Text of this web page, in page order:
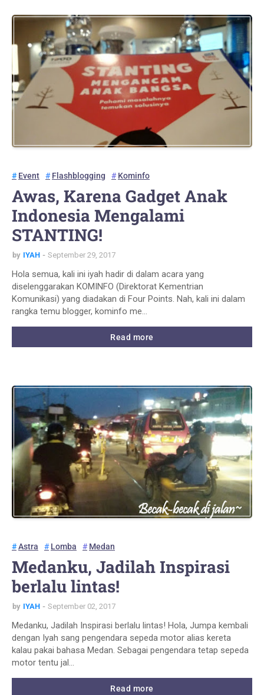
Event Flashblogging Kominfo
Awas, Karena Gadget Anak
Indonesia Mengalami
STANTING!
by IYAH September 29, 2017
Hola semua, kali ini iyah hadir di dalam acara yang
diselenggarakan KOMINFO (Direktorat Kementrian
Komunikasi) yang diadakan di Four Points. Nah, kali ini dalam
rangka temu blogger, kominfo me…
Read more
Astra Lomba Medan
Medanku, Jadilah Inspirasi
berlalu lintas!
by IYAH September 02, 2017
Medanku, Jadilah Inspirasi berlalu lintas! Hola, Jumpa kembali
dengan Iyah sang pengendara sepeda motor alias kereta
kalau pakai bahasa Medan. Sebagai pengendara tetap sepeda
motor tentu jal…
Read more